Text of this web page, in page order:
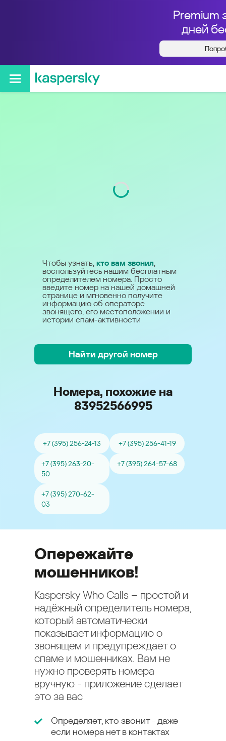
Premium
дней
Кто звонил с номера
+73952566995
Чтобы узнать, кто вам звонил,
воспользуйтесь нашим бесплатным
определителем номера. Просто
введите номер на нашей домашней
странице и мгновенно получите
информацию об операторе
звонящего, его местоположении и
истории спам-активности
Найти другой номер
Номера, похожие на
83952566995
+7 (395) 256-24-13 +7 (395) 256-41-19
+7 (395) 263-20-
50
+7 (395) 264-57-68
+7 (395) 270-62-
03
Опережайте
мошенников!
Kaspersky Who Calls – простой и
надёжный определитель номера,
который автоматически
показывает информацию о
звонящем и предупреждает о
спаме и мошенниках. Вам не
нужно проверять номера
вручную - приложение сделает
это за вас
Определяет, кто звонит - даже
если номера нет в контактах